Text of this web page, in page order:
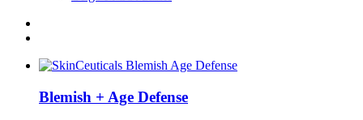
Blemish + Age Defense